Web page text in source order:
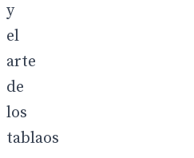
y
el
arte
de
los
tablaos